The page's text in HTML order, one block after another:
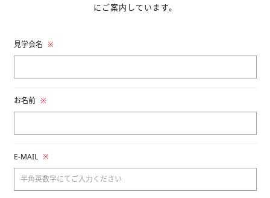
にご案内しています。
見学会名 ※
お名前 ※
E-MAIL ※